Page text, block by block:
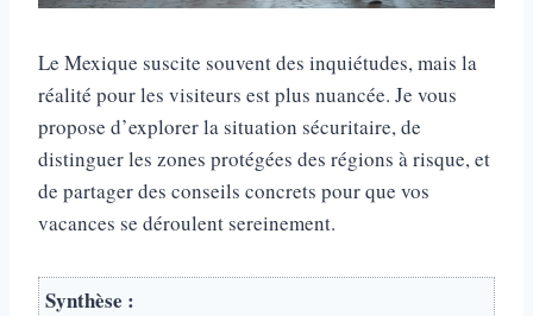
Le Mexique suscite souvent des inquiétudes, mais la
réalité pour les visiteurs est plus nuancée. Je vous
propose d’explorer la situation sécuritaire, de
distinguer les zones protégées des régions à risque, et
de partager des conseils concrets pour que vos
vacances se déroulent sereinement.
Synthèse :